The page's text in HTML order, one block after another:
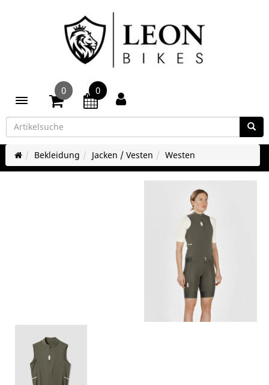
Toggle navigation
0 0
Bekleidung Jacken / Vesten Westen